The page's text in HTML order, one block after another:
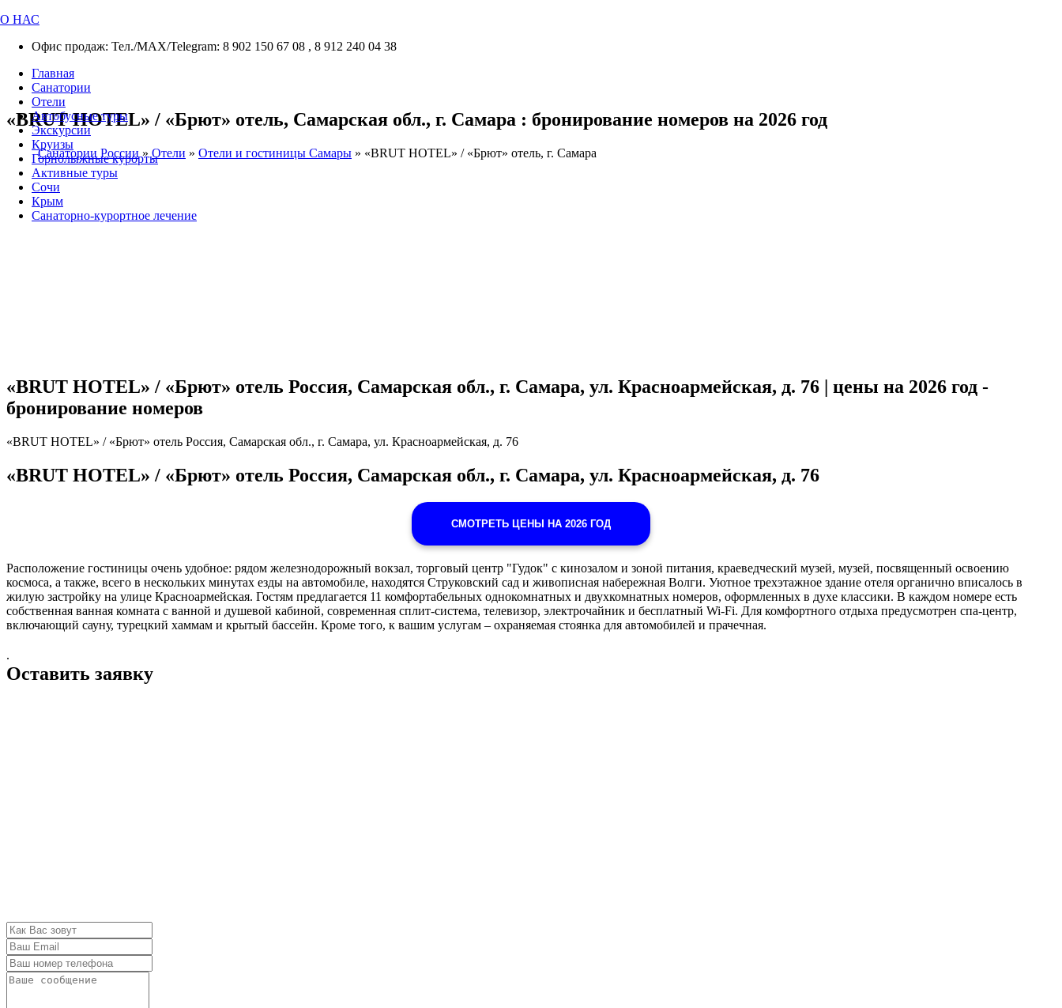
О НАС
Офис продаж: Тел./МАХ/Telegram: 8 902 150 67 08 , 8 912 240 04 38
Главная
Санатории
Отели
Автобусные туры
Экскурсии
Круизы
Горнолыжные курорты
Активные туры
Сочи
Крым
Санаторно-курортное лечение
«BRUT HOTEL» / «Брют» отель, Самарская обл., г. Самара : бронирование номеров на 2026 год
Санатории России » Отели » Отели и гостиницы Самары » «BRUT HOTEL» / «Брют» отель, г. Самара
«BRUT HOTEL» / «Брют» отель Россия, Самарская обл., г. Самара, ул. Красноармейская, д. 76 | цены на 2026 год -
бронирование номеров
«BRUT HOTEL» / «Брют» отель Россия, Самарская обл., г. Самара, ул. Красноармейская, д. 76
«BRUT HOTEL» / «Брют» отель Россия, Самарская обл., г. Самара, ул. Красноармейская, д. 76
СМОТРЕТЬ ЦЕНЫ НА 2026 ГОД
Расположение гостиницы очень удобное: рядом железнодорожный вокзал, торговый центр "Гудок" с кинозалом и зоной питания, краеведческий музей, музей, посвященный освоению
космоса, а также, всего в нескольких минутах езды на автомобиле, находятся Струковский сад и живописная набережная Волги. Уютное трехэтажное здание отеля органично вписалось в
жилую застройку на улице Красноармейская. Гостям предлагается 11 комфортабельных однокомнатных и двухкомнатных номеров, оформленных в духе классики. В каждом номере есть
собственная ванная комната с ванной и душевой кабиной, современная сплит-система, телевизор, электрочайник и бесплатный Wi-Fi. Для комфортного отдыха предусмотрен спа-центр,
включающий сауну, турецкий хаммам и крытый бассейн. Кроме того, к вашим услугам – охраняемая стоянка для автомобилей и прачечная.
.
Оставить заявку